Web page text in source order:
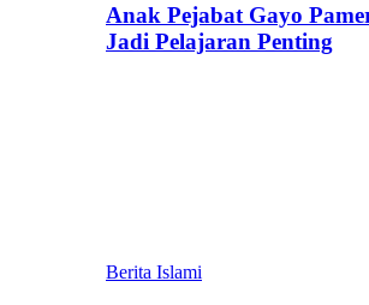
Anak Pejabat Gayo
Jadi Pelajaran Penting
Berita Islami